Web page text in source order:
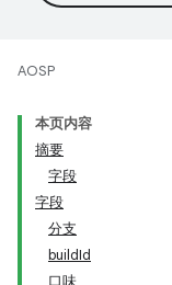
AOSP
本页内容
摘要
字段
字段
分支
buildId
口味